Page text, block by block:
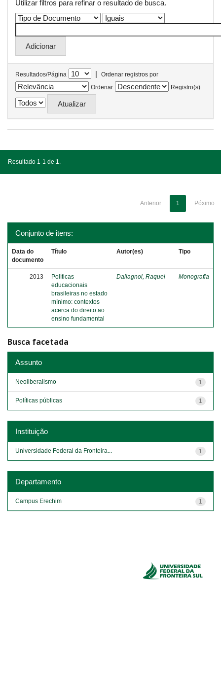
Utilizar filtros para refinar o resultado de busca.
Resultados/Página |
Ordenar registros por
Ordenar
Registro(s)
Resultado 1-1 de 1.
Anterior 1 Póximo
Conjunto de itens:
Data do
documento
Título Autor(es) Tipo
2013
Políticas
educacionais
brasileiras no estado
mínimo: contextos
acerca do direito ao
ensino fundamental
Dallagnol, Raquel Monografia
Busca facetada
Assunto
1
Neoliberalismo
1
Políticas públicas
Instituição
1
Universidade Federal da Fronteira...
Departamento
1
Campus Erechim